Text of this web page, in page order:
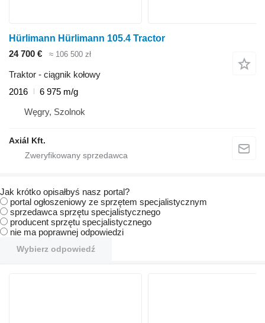
Hürlimann Hürlimann 105.4 Tractor
24 700 €
≈ 106 500 zł
Traktor - ciągnik kołowy
2016
6 975 m/g
Węgry, Szolnok
Axiál Kft.
Jak krótko opisałbyś nasz portal?
portal ogłoszeniowy ze sprzętem specjalistycznym
sprzedawca sprzętu specjalistycznego
producent sprzętu specjalistycznego
nie ma poprawnej odpowiedzi
Wybierz odpowiedź